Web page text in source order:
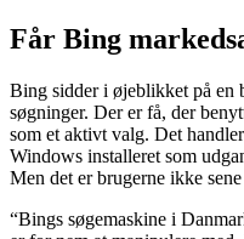
Får Bing
Bing sidder i øjeblikket på en
søgninger. Der er få, der
som et aktivt valg. Det
Windows installeret som
Men det er brugerne ikke
“Bings søgemaskine i